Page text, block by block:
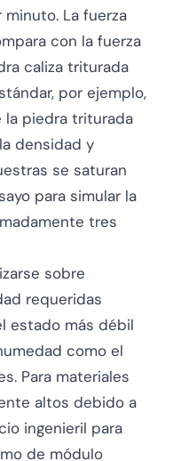
La fuerza
con la fuerza
caliza triturada
por ejemplo,
la piedra triturada
densidad y
se saturan
para simular la
tres
sobre
requeridas
estado más débil
como el
Para materiales
altos debido a
ingenieril para
de módulo